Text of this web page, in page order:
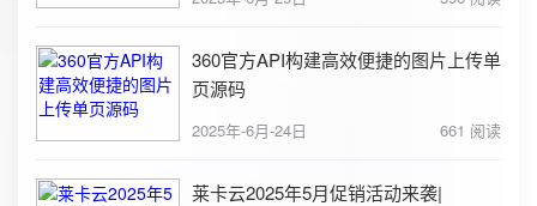
360官方API构建高效便捷的图片上传单
页源码
2025年-6月-24日 661 阅读
莱卡云2025年5月促销活动来袭|